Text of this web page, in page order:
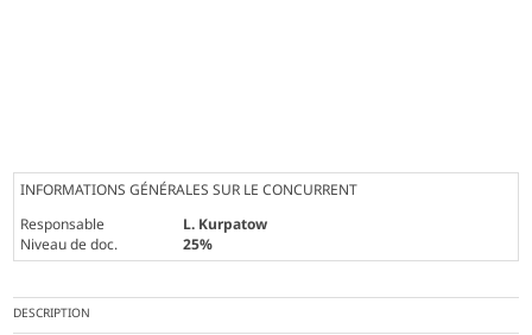
INFORMATIONS GÉNÉRALES SUR LE CONCURRENT
Responsable
L. Kurpatow
Niveau de doc.
25%
DESCRIPTION